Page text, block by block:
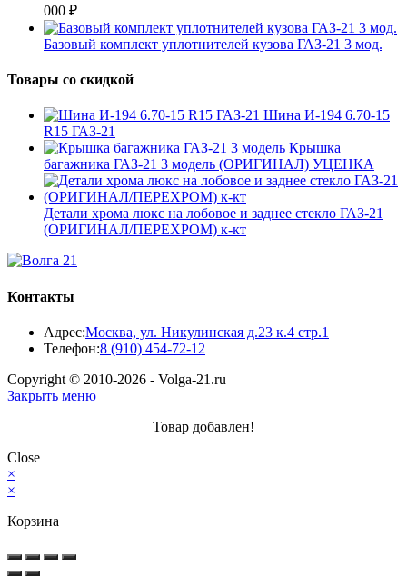
000 ₽
Базовый комплект уплотнителей кузова ГАЗ-21 3 мод.
Товары со скидкой
Шина И-194 6.70-15
R15 ГАЗ-21
Крышка
багажника ГАЗ-21 3 модель (ОРИГИНАЛ) УЦЕНКА
Детали хрома люкс на лобовое и заднее стекло ГАЗ-21
(ОРИГИНАЛ/ПЕРЕХРОМ) к-кт
Контакты
Адрес:Москва, ул. Никулинская д.23 к.4 стр.1
Телефон:8 (910) 454-72-12
вашем
Copyright © 2010-2026 - Volga-21.ru
Закрыть меню
Товар добавлен!
Close
×
×
Корзина